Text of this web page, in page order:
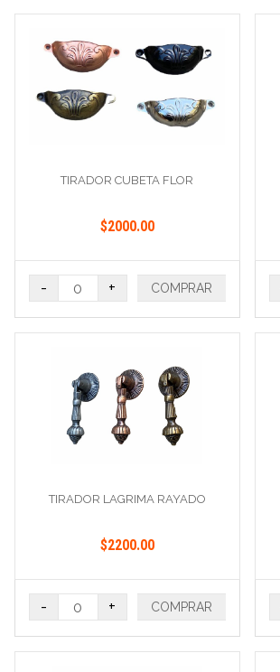
TIRADOR CUBETA FLOR
$2000.00
- + COMPRAR
TIRADOR LAGRIMA RAYADO
$2200.00
- + COMPRAR